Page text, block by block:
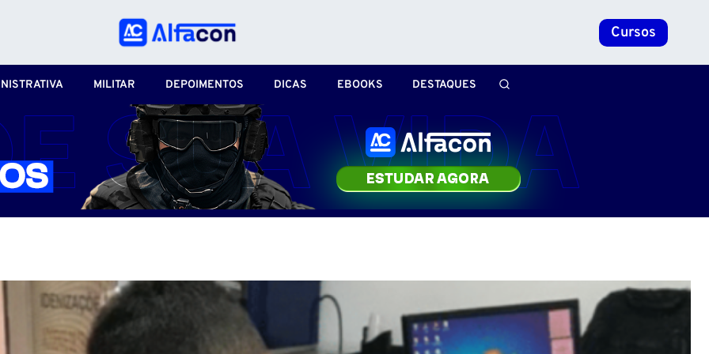
Cursos
MILITAR DEPOIMENTOS DICAS EBOOKS DESTAQUES